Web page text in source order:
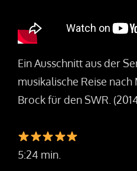
Ein Ausschnitt aus der
musikalische Reise
Brock für den SWR.
5:24 min.